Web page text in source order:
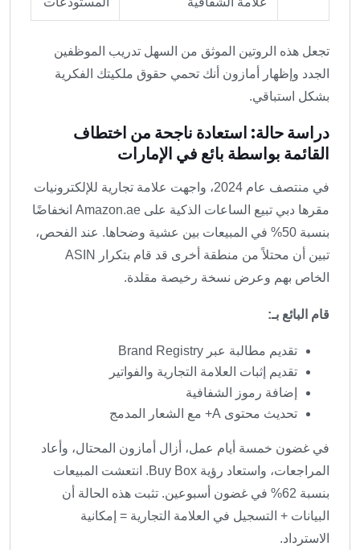
تجعل هذه الروتين الموثق من السهل تدريب الموظفين
الجدد وإظهار أمازون أنك تحمي حقوق ملكيتك الفكرية
بشكل استباقي.
دراسة حالة: استعادة ناجحة من اختطاف
القائمة بواسطة بائع في الإمارات
في منتصف عام 2024، واجهت علامة تجارية للإلكترونيات
مقرها دبي تبيع الساعات الذكية على Amazon.ae انخفاضًا
بنسبة 50% في المبيعات بين عشية وضحاها. عند الفحص،
تبين أن محتلاً من منطقة أخرى قد قام بتكرار ASIN
الخاص بهم وعرض نسخة رخيصة مقلدة.
قام البائع بـ:
تقديم مطالبة عبر Brand Registry
تقديم إثبات العلامة التجارية والفواتير
إضافة رموز الشفافية
تحديث محتوى A+ مع الشعار المدمج
في غضون خمسة أيام عمل، أزال أمازون المحتال، وأعاد
المراجعات، واستعاد رؤية Buy Box. انتعشت المبيعات
بنسبة 62% في غضون أسبوعين. تثبت هذه الحالة أن
البيانات + التسجيل في العلامة التجارية = إمكانية
الاسترداد.